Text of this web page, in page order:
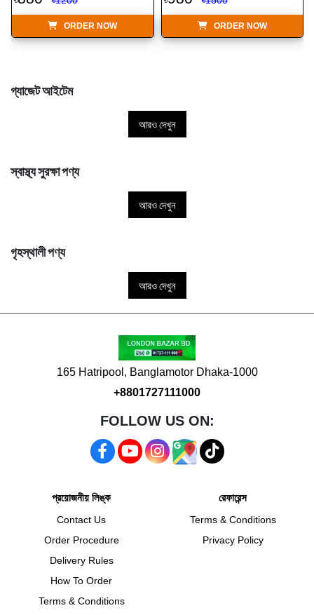
ORDER NOW ORDER NOW
গ্যাজেট আইটেম
আরও দেখুন
স্বাস্থ্য সুরক্ষা পণ্য
আরও দেখুন
গৃহস্থালী পণ্য
আরও দেখুন
165 Hatripool, Banglamotor Dhaka-1000
+8801727111000
FOLLOW US ON:
প্রয়োজনীয় লিঙ্ক
Contact Us
Order Procedure
Delivery Rules
How To Order
Terms & Conditions
রেফারেন্স
Terms & Conditions
Privacy Policy